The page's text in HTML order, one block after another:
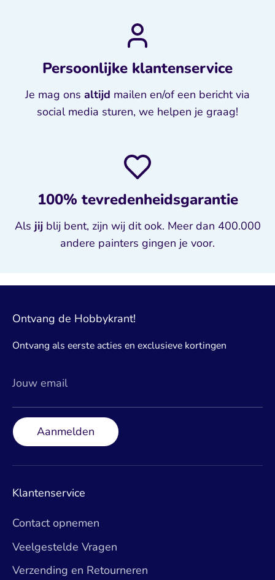
Persoonlijke klantenservice
Je mag ons altijd mailen en/of een bericht via
social media sturen, we helpen je graag!
100% tevredenheidsgarantie
Als jij blij bent, zijn wij dit ook. Meer dan 400.000
andere painters gingen je voor.
Ontvang de Hobbykrant!
Ontvang als eerste acties en exclusieve kortingen
Jouw email
Aanmelden
Klantenservice
Contact opnemen
Veelgestelde Vragen
Verzending en Retourneren